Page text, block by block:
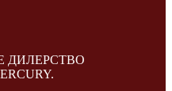
ДИЛЕРСТВО